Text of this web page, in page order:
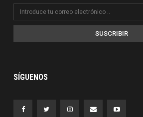
SUSCRIBIR
SÍGUENOS